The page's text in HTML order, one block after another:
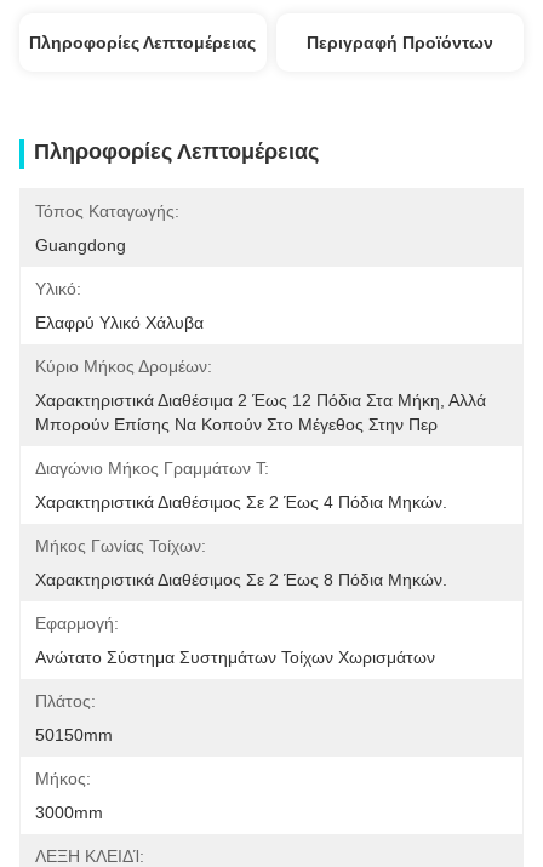
Πληροφορίες Λεπτομέρειας Περιγραφή Προϊόντων
Πληροφορίες Λεπτομέρειας
Τόπος Καταγωγής:
Guangdong
Υλικό:
Ελαφρύ Υλικό Χάλυβα
Κύριο Μήκος Δρομέων:
Χαρακτηριστικά Διαθέσιμα 2 Έως 12 Πόδια Στα Μήκη, Αλλά
Μπορούν Επίσης Να Κοπούν Στο Μέγεθος Στην Περ
Διαγώνιο Μήκος Γραμμάτων Τ:
Χαρακτηριστικά Διαθέσιμος Σε 2 Έως 4 Πόδια Μηκών.
Μήκος Γωνίας Τοίχων:
Χαρακτηριστικά Διαθέσιμος Σε 2 Έως 8 Πόδια Μηκών.
Εφαρμογή:
Ανώτατο Σύστημα Συστημάτων Τοίχων Χωρισμάτων
Πλάτος:
50150mm
Μήκος:
3000mm
ΛΕΞΗ ΚΛΕΙΔΊ: